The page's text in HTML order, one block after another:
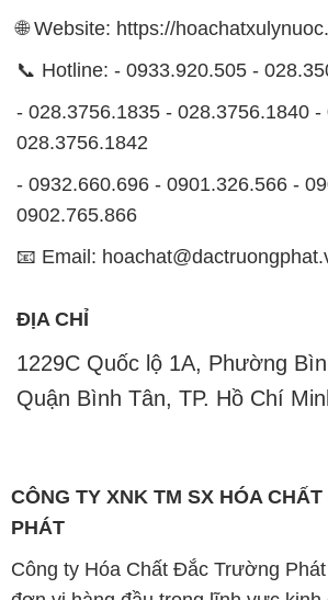
🌐 Website: https://
📞 Hotline: - 0933.920.505 -
- 028.3756.1835 - 028.3756.1840
028.3756.1842
- 0932.660.696 - 0901.326.566 -
0902.765.866
📧 Email:
ĐỊA CHỈ
1229C Quốc lộ 1A, Phường
Quận Bình Tân, TP. Hồ Chí
CÔNG TY XNK TM SX HÓA
PHÁT
Công ty Hóa Chất Đắc Trường